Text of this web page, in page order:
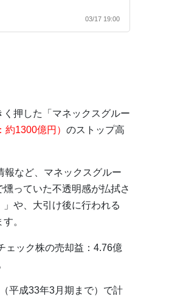
03/17 19:00
押した「マネックスグルー
1300億円） のストップ高
報など、マネックスグルー
っていた不透明感が払拭さ
や、大引け後に行われる
。
ェック株の売却益：4.76億
平成33年3月期まで）で計